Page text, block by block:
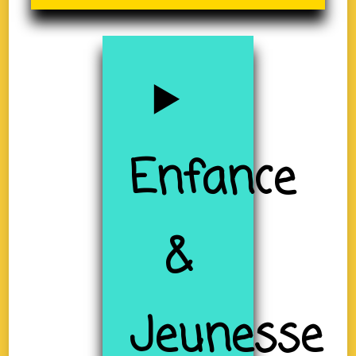
Enfance
&
Jeunesse